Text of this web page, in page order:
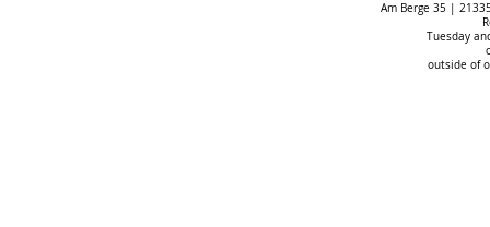
Am Berge 35 |
Tuesday
outside of